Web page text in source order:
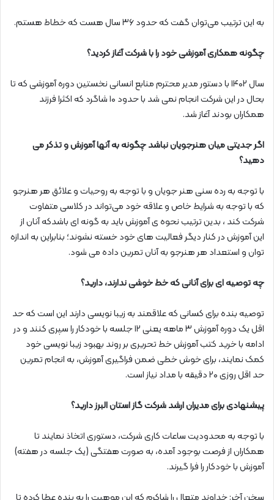
به این ترتیب می‌توان گفت که حدود ۳۶ سال هست که خطاط هستم.
چگونه همکاری آموزشی خود را با شرکت آغاز کردید؟
سال ۱۴۰۲ با دستور مدیر محترم منابع انسانی نخستین دوره آموزشی که تا
بحال در این شرکت انجام نمی شد با حدود ۱۰ شاگرد که اکثرا فرزند
همکاران بودند آغاز شد.
اگر جدیتی میان هنرجویان نباشد چگونه به آنها آموزش و تذکر می
دهید؟
با توجه به رده سنی هنر جویان و با توجه به روحیات و علائق هر هنرجو
که با توجه به شرایط خاص و علاقه خود می‌تواند در کلاسی متفاوت
شرکت کند ، بدین ترتیب نحوه ی آموزش باید به گونه ای باشدکه آنان از
این آموزش در کنار دیگر فعالیت های خود خسته نشوند؛ بنابراین به اندازه
توان و استعداد هر هنرجو به آنان تمرین داده می شود.
چه توصیه ای برای آنانی که خط خوشی ندارند، دارید؟
توصیه بنده برای کسانی که علاقمند به زیبا نویسی دارند این است که حد
اقل یک دوره آموزش ۳ ماهه یعنی ۱۲ جلسه با خودکار را سپری کنند و در
ادامه با خرید کتب آموزش خط تحریری بر روند بهبود زیبا نویسی خود
کمک نمایند، برای خوش خطی ضمن فراگیری آموزش، به انجام تمرین
حد اقل روزی ۲۰ دقیقه با مداد نیاز است.
پیشنهادی برای مدیران ارشد شرکت گاز استان البرز دارید؟
با توجه به محدودیت ساعات کاری شرکت، دستوری اتخاذ نمایند تا
همکاران از فرصت بوجود آمده، به صورت هفتگی (یک جلسه در هفته)
آموزش با خودکار را فرا گیرند.